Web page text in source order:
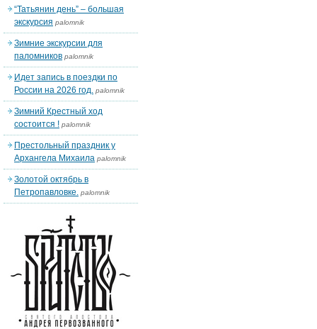
“Татьянин день” – большая
экскурсия palomnik
Зимние экскурсии для
паломников palomnik
Идет запись в поездки по
России на 2026 год. palomnik
Зимний Крестный ход
состоится ! palomnik
Престольный праздник у
Архангела Михаила palomnik
Золотой октябрь в
Петропавловке. palomnik